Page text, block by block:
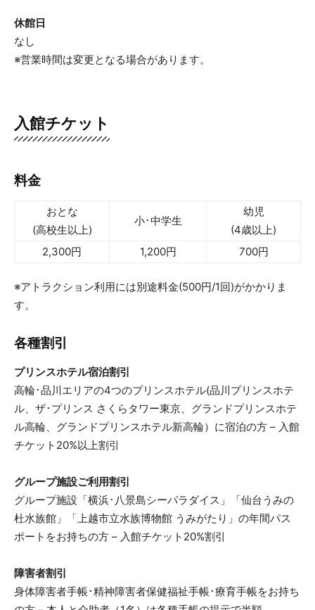
休館日
なし
※営業時間は変更となる場合があります。
入館チケット
料金
おとな
(高校生以上)
小･中学生
幼児
(4歳以上)
2,300円
1,200円 700円
※アトラクション利用には別途料金(500円/1回)がかかりま
す。
各種割引
プリンスホテル宿泊割引
高輪･品川エリアの4つのプリンスホテル(品川プリンスホテ
ル、ザ･プリンス さくらタワー東京、グランドプリンスホテ
ル高輪、グランドプリンスホテル新高輪）に宿泊の方 – 入館
チケット20%以上割引
グループ施設ご利用割引
グループ施設「横浜･八景島シーパラダイス」「仙台うみの
杜水族館」「上越市立水族博物館 うみがたり」の年間パス
ポートをお持ちの方 – 入館チケット20%割引
障害者割引
身体障害者手帳･精神障害者保健福祉手帳･療育手帳をお持ち